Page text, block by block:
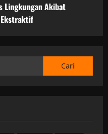
Lingkungan Akibat
Ekstraktif